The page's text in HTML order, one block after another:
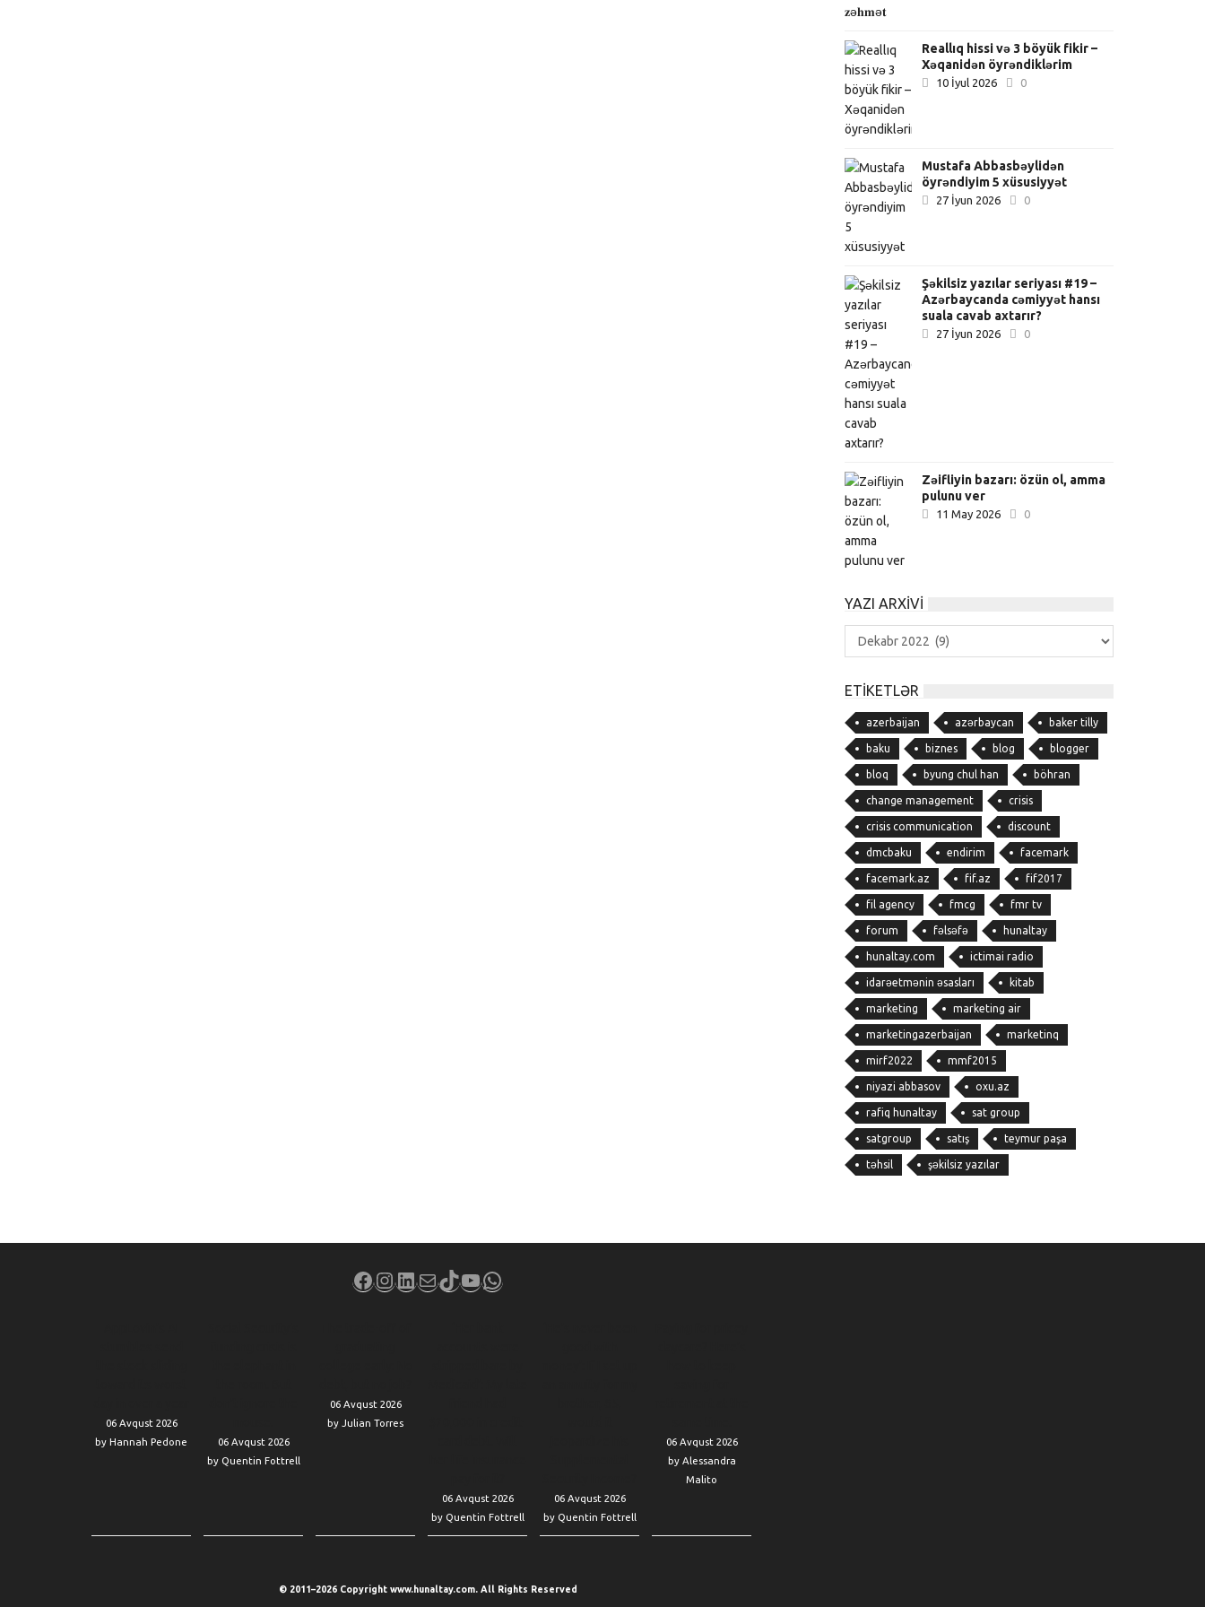
Reallıq hissi və 3 böyük fikir –
Xəqanidən öyrəndiklərim
10 İyul 2026 0
Mustafa Abbasbəylidən
öyrəndiyim 5 xüsusiyyət
27 İyun 2026 0
Şəkilsiz yazılar seriyası #19 –
Azərbaycanda cəmiyyət hansı
suala cavab axtarır?
27 İyun 2026 0
Zəifliyin bazarı: özün ol, amma
pulunu ver
11 May 2026 0
YAZI ARXIVI
Yazı
Arxivi
ETIKETLƏR
azerbaijan azərbaycan baker tilly
baku biznes blog blogger
bloq byung chul han böhran
change management crisis
crisis communication discount
dmcbaku endirim facemark
facemark.az fif.az fif2017
fil agency fmcg fmr tv
forum fəlsəfə hunaltay
hunaltay.com ictimai radio
idarəetmənin əsasları kitab
marketing marketing air
marketingazerbaijan marketinq
mirf2022 mmf2015
niyazi abbasov oxu.az
rafiq hunaltay sat group
satgroup satış teymur paşa
təhsil şəkilsiz yazılar
Facebook
Instagram
LinkedIn
MailTikTok
YouTube
WhatsApp
06 Avqust 2026
by Hannah Pedone
06 Avqust 2026
by Quentin Fottrell
06 Avqust 2026
by Julian Torres
06 Avqust 2026
by Quentin Fottrell
06 Avqust 2026
by Quentin Fottrell
06 Avqust 2026
by Alessandra
Malito
© 2011–2026 Copyright www.hunaltay.com. All Rights Reserved